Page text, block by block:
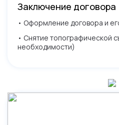
Заключение договора
• Оформление договора и
• Снятие топографической
необходимости)